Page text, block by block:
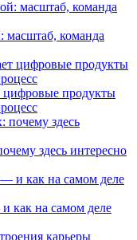
масштаб, команда
цифровые продукты
здесь интересно
как на самом деле